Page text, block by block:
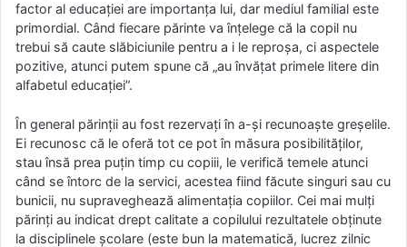
factor al educaţiei are importanţa lui, dar mediul familial este
primordial. Când fiecare părinte va înţelege că la copil nu
trebui să caute slăbiciunile pentru a i le reproşa, ci aspectele
pozitive, atunci putem spune că „au învăţat primele litere din
alfabetul educaţiei”.
În general părinţii au fost rezervaţi în a-şi recunoaşte greşelile.
Ei recunosc că le oferă tot ce pot în măsura posibilităţilor,
stau însă prea puţin timp cu copiii, le verifică temele atunci
când se întorc de la servici, acestea fiind făcute singuri sau cu
bunicii, nu supraveghează alimentaţia copiilor. Cei mai mulţi
părinţi au indicat drept calitate a copilului rezultatele obţinute
la disciplinele şcolare (este bun la matematică, lucrez zilnic